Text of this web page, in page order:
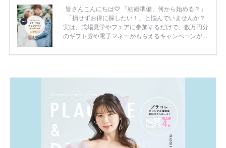
皆さんこんにちは♡ 「結婚準備、何から始める？」
「損せずお得に探したい！」と悩んでいませんか？
実は、式場見学やフェアに参加するだけで、数万円分
のギフト券や電子マネーがもらえるキャンペーンがあ
ため、比較せずに選ぶと損をしてしまうことも……。
一番お得？」「プラコレの特典は？」といった疑問も
解決します。 まずは診断で候補を絞れる「ウェディ
ング診断」か、体験型 […]続きを読む